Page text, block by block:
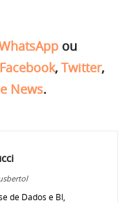
ou
Facebook, Twitter,
News.
de Dados e BI,